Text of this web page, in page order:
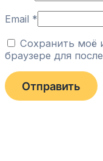
Email *
Сохранить моё
браузере для